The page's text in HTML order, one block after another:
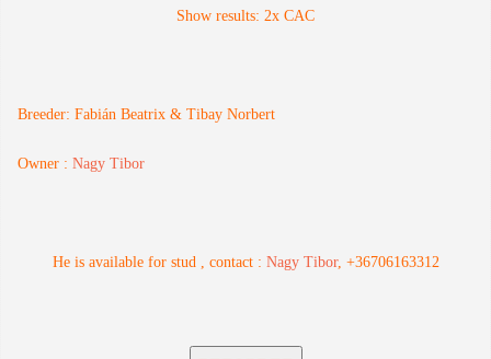
Show results: 2x CAC
Breeder: Fabián Beatrix & Tibay Norbert
Owner : Nagy Tibor
He is available for stud , contact : Nagy Tibor, +36706163312